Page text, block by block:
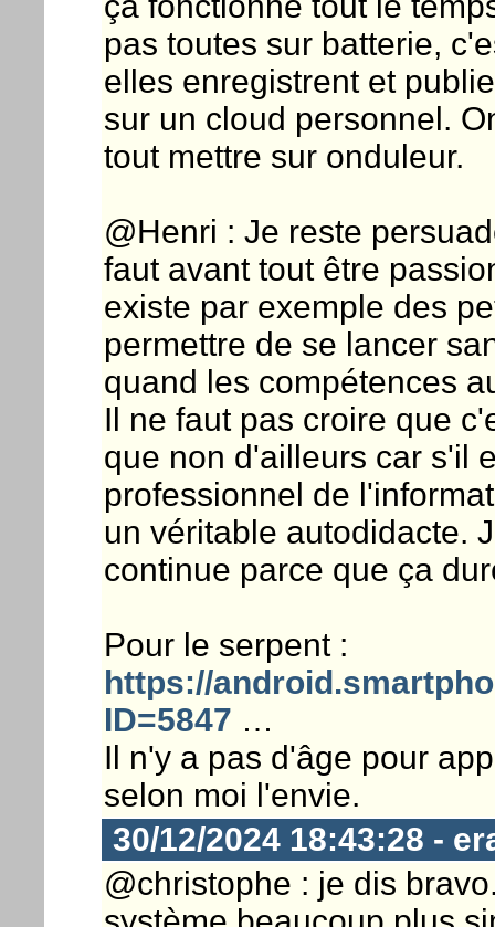
pas toutes sur batterie,
elles enregistrent et
sur un cloud personnel.
tout mettre sur onduleur.
@Henri : Je reste
faut avant tout être
existe par exemple des
permettre de se lancer
quand les compétences
Il ne faut pas croire que
que non d'ailleurs car s'il
professionnel de
un véritable autodidacte.
continue parce que ça
Pour le serpent :
https://
ID=5847 …
Il n'y a pas d'âge pour
selon moi l'envie.
30/12/2024 18:43:28 -
@christophe : je dis